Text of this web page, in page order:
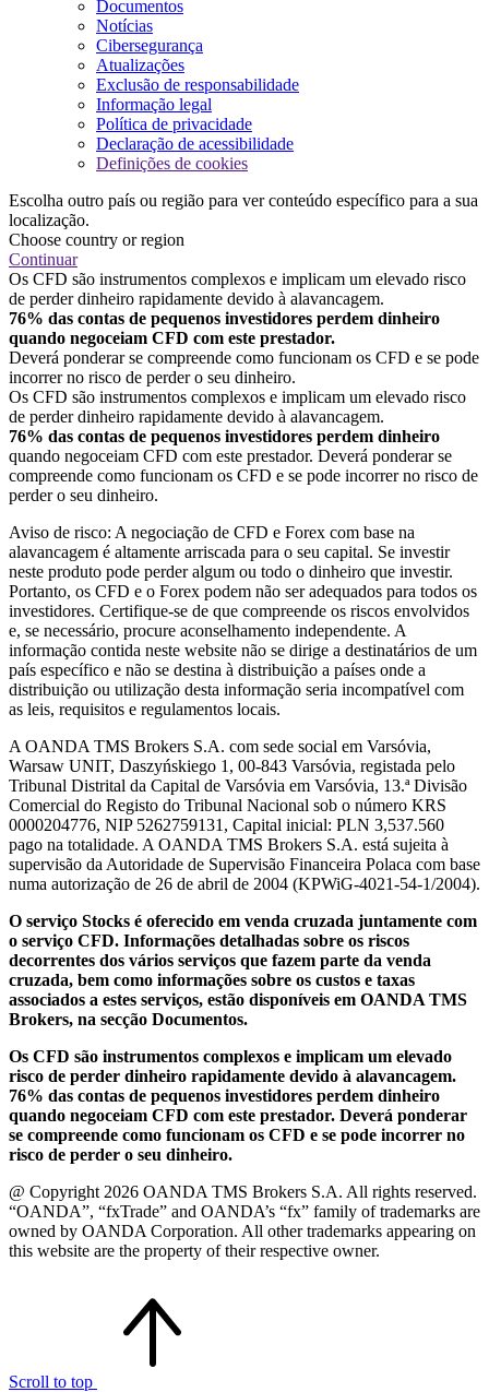
Documentos
Notícias
Cibersegurança
Atualizações
Exclusão de responsabilidade
Informação legal
Política de privacidade
Declaração de acessibilidade
Definições de cookies
Escolha outro país ou região para ver conteúdo específico para a sua
localização.
Choose country or region
Continuar
Os CFD são instrumentos complexos e implicam um elevado risco
de perder dinheiro rapidamente devido à alavancagem.
76% das contas de pequenos investidores perdem dinheiro
quando negoceiam CFD com este prestador.
Deverá ponderar se compreende como funcionam os CFD e se pode
incorrer no risco de perder o seu dinheiro.
Os CFD são instrumentos complexos e implicam um elevado risco
de perder dinheiro rapidamente devido à alavancagem.
76% das contas de pequenos investidores perdem dinheiro
quando negoceiam CFD com este prestador. Deverá ponderar se
compreende como funcionam os CFD e se pode incorrer no risco de
perder o seu dinheiro.
Aviso de risco: A negociação de CFD e Forex com base na
alavancagem é altamente arriscada para o seu capital. Se investir
neste produto pode perder algum ou todo o dinheiro que investir.
Portanto, os CFD e o Forex podem não ser adequados para todos os
investidores. Certifique-se de que compreende os riscos envolvidos
e, se necessário, procure aconselhamento independente. A
informação contida neste website não se dirige a destinatários de um
país específico e não se destina à distribuição a países onde a
distribuição ou utilização desta informação seria incompatível com
as leis, requisitos e regulamentos locais.
A OANDA TMS Brokers S.A. com sede social em Varsóvia,
Warsaw UNIT, Daszyńskiego 1, 00-843 Varsóvia, registada pelo
Tribunal Distrital da Capital de Varsóvia em Varsóvia, 13.ª Divisão
Comercial do Registo do Tribunal Nacional sob o número KRS
0000204776, NIP 5262759131, Capital inicial: PLN 3,537.560
pago na totalidade. A OANDA TMS Brokers S.A. está sujeita à
supervisão da Autoridade de Supervisão Financeira Polaca com base
numa autorização de 26 de abril de 2004 (KPWiG-4021-54-1/2004).
O serviço Stocks é oferecido em venda cruzada juntamente com
o serviço CFD. Informações detalhadas sobre os riscos
decorrentes dos vários serviços que fazem parte da venda
cruzada, bem como informações sobre os custos e taxas
associados a estes serviços, estão disponíveis em OANDA TMS
Brokers, na secção Documentos.
Os CFD são instrumentos complexos e implicam um elevado
risco de perder dinheiro rapidamente devido à alavancagem.
76% das contas de pequenos investidores perdem dinheiro
quando negoceiam CFD com este prestador. Deverá ponderar
se compreende como funcionam os CFD e se pode incorrer no
risco de perder o seu dinheiro.
@ Copyright 2026 OANDA TMS Brokers S.A. All rights reserved.
“OANDA”, “fxTrade” and OANDA’s “fx” family of trademarks are
owned by OANDA Corporation. All other trademarks appearing on
this website are the property of their respective owner.
Scroll to top